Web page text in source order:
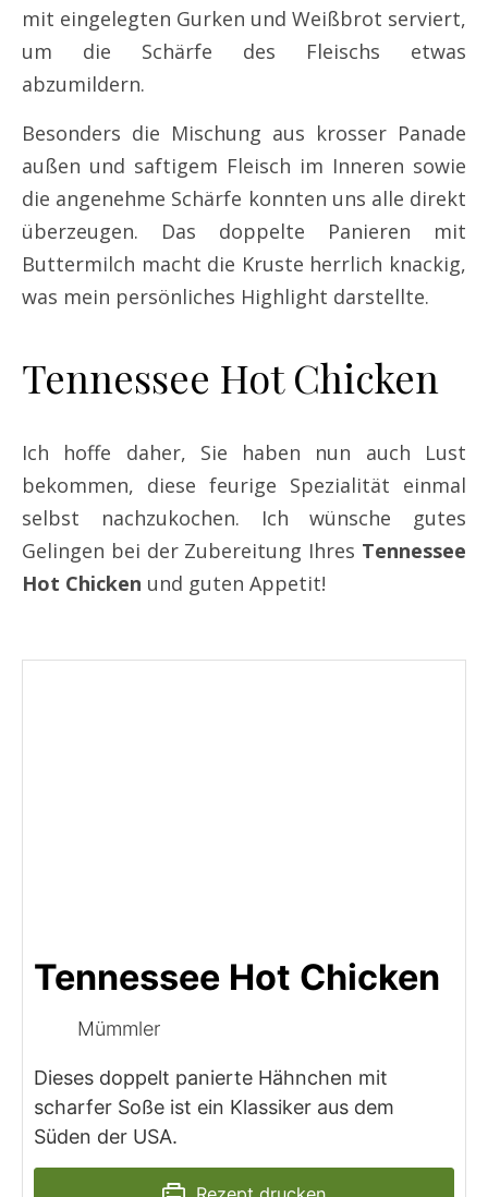
mit eingelegten Gurken und Weißbrot serviert,
um die Schärfe des Fleischs etwas
abzumildern.
Besonders die Mischung aus krosser Panade
außen und saftigem Fleisch im Inneren sowie
die angenehme Schärfe konnten uns alle direkt
überzeugen. Das doppelte Panieren mit
Buttermilch macht die Kruste herrlich knackig,
was mein persönliches Highlight darstellte.
Tennessee Hot Chicken
Ich hoffe daher, Sie haben nun auch Lust
bekommen, diese feurige Spezialität einmal
selbst nachzukochen. Ich wünsche gutes
Gelingen bei der Zubereitung Ihres Tennessee
Hot Chicken und guten Appetit!
Tennessee Hot Chicken
Mümmler
Dieses doppelt panierte Hähnchen mit
scharfer Soße ist ein Klassiker aus dem
Süden der USA.